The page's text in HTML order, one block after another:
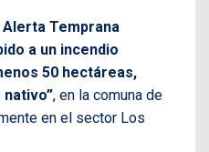
Temprana
a un incendio
50 hectáreas,
, en la comuna de
en el sector Los